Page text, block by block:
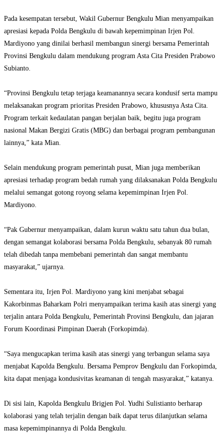
‎Pada kesempatan tersebut, Wakil Gubernur Bengkulu Mian menyampaikan
apresiasi kepada Polda Bengkulu di bawah kepemimpinan Irjen Pol.
Mardiyono yang dinilai berhasil membangun sinergi bersama Pemerintah
Provinsi Bengkulu dalam mendukung program Asta Cita Presiden Prabowo
Subianto.
‎“Provinsi Bengkulu tetap terjaga keamanannya secara kondusif serta mampu
melaksanakan program prioritas Presiden Prabowo, khususnya Asta Cita.
Program terkait kedaulatan pangan berjalan baik, begitu juga program
nasional Makan Bergizi Gratis (MBG) dan berbagai program pembangunan
lainnya,” kata Mian.
‎Selain mendukung program pemerintah pusat, Mian juga memberikan
apresiasi terhadap program bedah rumah yang dilaksanakan Polda Bengkulu
melalui semangat gotong royong selama kepemimpinan Irjen Pol.
Mardiyono.
‎“Pak Gubernur menyampaikan, dalam kurun waktu satu tahun dua bulan,
dengan semangat kolaborasi bersama Polda Bengkulu, sebanyak 80 rumah
telah dibedah tanpa membebani pemerintah dan sangat membantu
masyarakat,” ujarnya.
‎Sementara itu, Irjen Pol. Mardiyono yang kini menjabat sebagai
Kakorbinmas Baharkam Polri menyampaikan terima kasih atas sinergi yang
terjalin antara Polda Bengkulu, Pemerintah Provinsi Bengkulu, dan jajaran
Forum Koordinasi Pimpinan Daerah (Forkopimda).
‎“Saya mengucapkan terima kasih atas sinergi yang terbangun selama saya
menjabat Kapolda Bengkulu. Bersama Pemprov Bengkulu dan Forkopimda,
kita dapat menjaga kondusivitas keamanan di tengah masyarakat,” katanya.
‎Di sisi lain, Kapolda Bengkulu Brigjen Pol. Yudhi Sulistianto berharap
kolaborasi yang telah terjalin dengan baik dapat terus dilanjutkan selama
masa kepemimpinannya di Polda Bengkulu.